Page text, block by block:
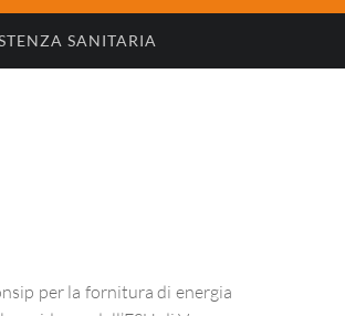
SANITARIA
per la fornitura di energia